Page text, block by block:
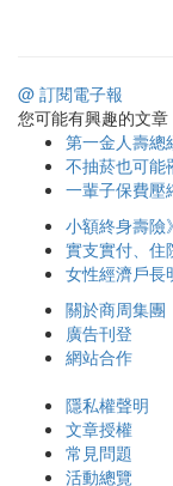
@ 訂閱電子報
您可能有興趣的文章
第一金人壽總
不抽菸也可能
一輩子保費壓
小額終身壽險
實支實付、住
女性經濟戶長
關於商周集團
廣告刊登
網站合作
隱私權聲明
文章授權
常見問題
活動總覽